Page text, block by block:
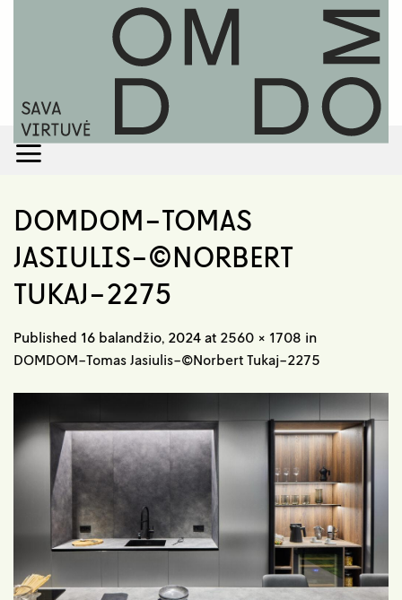
DOMDOM-TOMAS
JASIULIS-©NORBERT
TUKAJ-2275
Published 16 balandžio, 2024 at 2560 × 1708 in
DOMDOM-Tomas Jasiulis-©Norbert Tukaj-2275